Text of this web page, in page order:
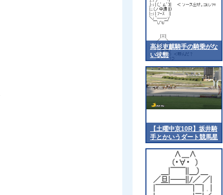
高杉吏麒騎手の騎乗がな
い状態
【土曜中京10R】坂井騎
手とかいうダート競馬星
人